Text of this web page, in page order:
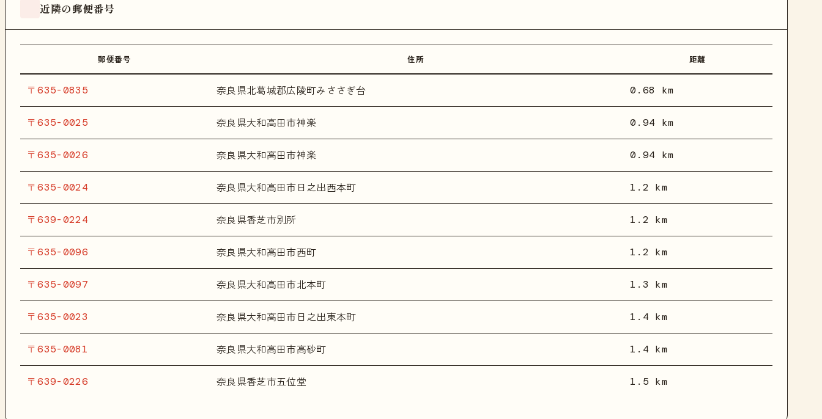
近隣の郵便番号
郵便番号 住所 距離
〒635-0835 奈良県北葛城郡広陵町みささぎ台 0.68 km
〒635-0025 奈良県大和高田市神楽 0.94 km
〒635-0026 奈良県大和高田市神楽 0.94 km
〒635-0024 奈良県大和高田市日之出西本町 1.2 km
〒639-0224 奈良県香芝市別所 1.2 km
〒635-0096 奈良県大和高田市西町 1.2 km
〒635-0097 奈良県大和高田市北本町 1.3 km
〒635-0023 奈良県大和高田市日之出東本町 1.4 km
〒635-0081 奈良県大和高田市高砂町 1.4 km
〒639-0226 奈良県香芝市五位堂 1.5 km